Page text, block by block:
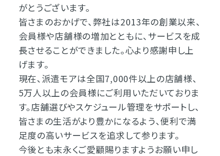
がとうございます。
皆さまのおかげで、弊社は2013年の創業以来、
会員様や店舗様の増加とともに、サービスを成
長させることができました。心より感謝申し上
げます。
現在、派遣モアは全国7,000件以上の店舗様、
5万人以上の会員様にご利用いただいておりま
す。店舗選びやスケジュール管理をサポートし、
皆さまの生活がより豊かになるよう、便利で満
足度の高いサービスを追求して参ります。
今後とも末永くご愛顧賜りますようお願い申し